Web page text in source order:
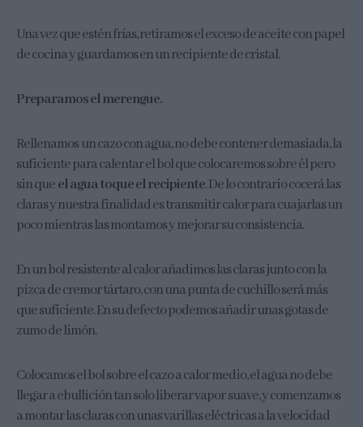
Una vez que estén frías, retiramos el exceso de aceite con papel
de cocina y guardamos en un recipiente de cristal.
Preparamos el merengue.
Rellenamos un cazo con agua, no debe contener demasiada, la
suficiente para calentar el bol que colocaremos sobre él pero
sin queel agua toque el recipiente. De lo contrario cocerá las
claras y nuestra finalidad es transmitir calor para cuajarlas un
poco mientras las montamos y mejorar su consistencia.
En un bol resistente al calor añadimos las claras junto con la
pizca de cremor tártaro, con una punta de cuchillo será más
que suficiente. En su defecto podemos añadir unas gotas de
zumo de limón.
Colocamos el bol sobre el cazo a calor medio, el agua no debe
llegar a ebullición tan solo liberar vapor suave, y comenzamos
a montar las claras con unas varillas eléctricas a la velocidad